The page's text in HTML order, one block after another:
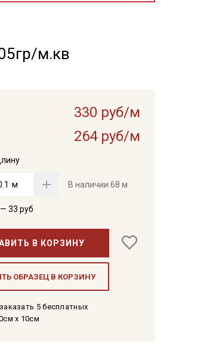
м.кв
330 руб/м
264 руб/м
м В наличии 68 м
33 руб
В КОРЗИНУ
ОБРАЗЕЦ В КОРЗИНУ
5 бесплатных
x 10см